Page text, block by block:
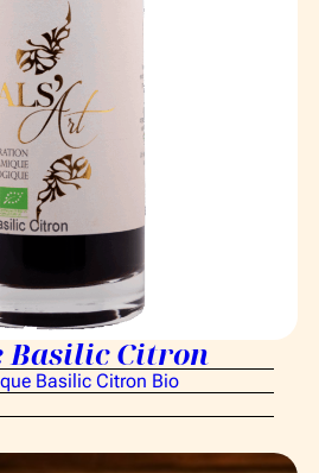
Basilic Citron
Basilic Citron Bio